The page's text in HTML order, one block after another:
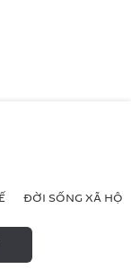
ĐỜI SỐNG XÃ HỘI